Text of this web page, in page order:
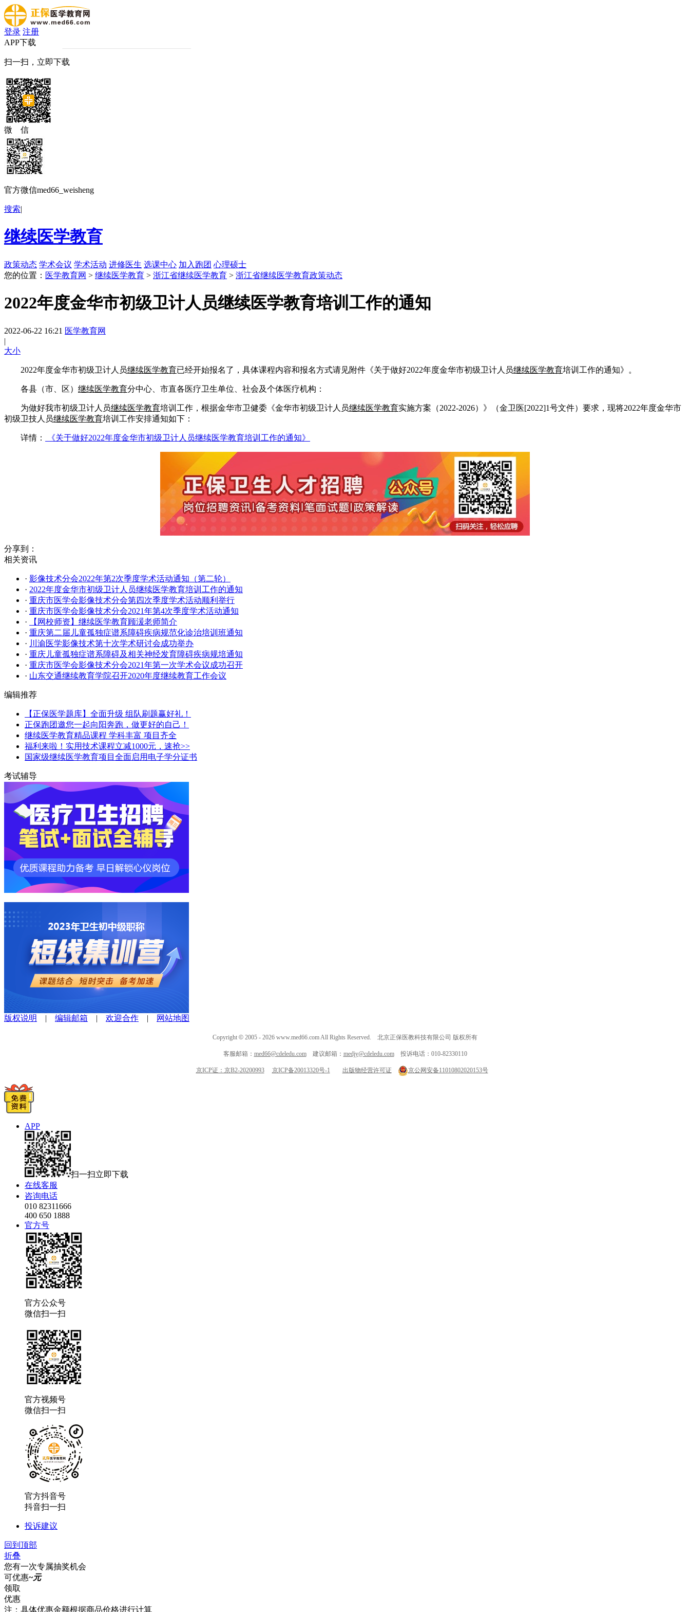
登录 注册
APP下载
扫一扫，立即下载
微 信
官方微信med66_weisheng
搜索|
继续医学教育
政策动态 学术会议 学术活动 进修医生 选课中心 加入跑团 心理硕士
您的位置： 医学教育网 > 继续医学教育 > 浙江省继续医学教育 > 浙江省继续医学教育政策动态
2022年度金华市初级卫计人员继续医学教育培训工作的通知
2022-06-22 16:21 医学教育网
|
大小
2022年度金华市初级卫计人员继续医学教育已经开始报名了，具体课程内容和报名方式请见附件《关于做好2022年度金华市初级卫计人员继续医学教育培训工作的通知》。
各县（市、区） 继续医学教育分中心、市直各医疗卫生单位、社会及个体医疗机构：
为做好我市初级卫计人员继续医学教育培训工作，根据金华市卫健委《金华市初级卫计人员继续医学教育实施方案（2022-2026）》（金卫医[2022]1号文件）要求，现将2022年度金华市
初级卫技人员继续医学教育培训工作安排通知如下：
详情： 《关于做好2022年度金华市初级卫计人员继续医学教育培训工作的通知》
分享到：
相关资讯
· 影像技术分会2022年第2次季度学术活动通知（第二轮）
· 2022年度金华市初级卫计人员继续医学教育培训工作的通知
· 重庆市医学会影像技术分会第四次季度学术活动顺利举行
· 重庆市医学会影像技术分会2021年第4次季度学术活动通知
·
【网校师资】继续医学教育顾湲老师简介
· 重庆第二届儿童孤独症谱系障碍疾病规范化诊治培训班通知
· 川渝医学影像技术第十次学术研讨会成功举办
· 重庆儿童孤独症谱系障碍及相关神经发育障碍疾病规培通知
· 重庆市医学会影像技术分会2021年第一次学术会议成功召开
· 山东交通继续教育学院召开2020年度继续教育工作会议
编辑推荐
【正保医学题库】全面升级 组队刷题赢好礼！
正保跑团邀您一起向阳奔跑，做更好的自己！
继续医学教育精品课程 学科丰富 项目齐全
福利来啦！实用技术课程立减1000元，速抢>>
国家级继续医学教育项目全面启用电子学分证书
考试辅导
版权说明 | 编辑邮箱 | 欢迎合作 | 网站地图
Copyright © 2005 - 2026 www.med66.com All Rights Reserved. 北京正保医教科技有限公司 版权所有
客服邮箱： med66@cdeledu.com建议邮箱： medjy@cdeledu.com投诉电话：010-82330110
京ICP证：京B2-20200993 京ICP备20013320号-1 出版物经营许可证 京公网安备11010802020153号
APP
扫一扫立即下载
在线客服
咨询电话
010 82311666
400 650 1888
官方号
官方公众号
微信扫一扫
官方视频号
微信扫一扫
官方抖音号
抖音扫一扫
投诉建议
回到顶部
折叠
您有一次专属抽奖机会
可优惠~元
领取
优惠
注：具体优惠金额根据商品价格进行计算